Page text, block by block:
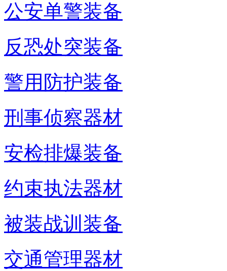
公安单警装备
反恐处突装备
警用防护装备
刑事侦察器材
安检排爆装备
约束执法器材
被装战训装备
交通管理器材